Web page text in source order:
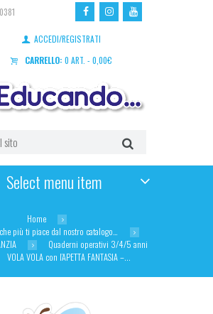
ACCEDI/REGISTRATI
CARRELLO: 0 ART. - 0,00€
Select menu item
Home
più ti piace dal nostro catalogo…
Quaderni operativi 3/4/5 anni
VOLA VOLA con l’APETTA FANTASIA –...